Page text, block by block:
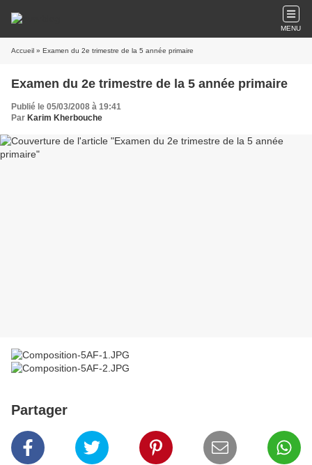
MENU
Accueil » Examen du 2e trimestre de la 5 année primaire
Examen du 2e trimestre de la 5 année primaire
Publié le 05/03/2008 à 19:41
Par Karim Kherbouche
Partager